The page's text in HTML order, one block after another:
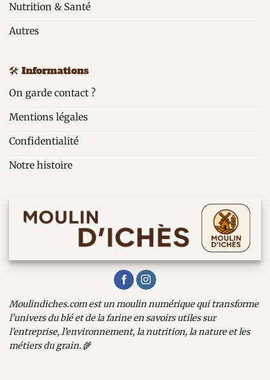
Nutrition & Santé
Autres
🛠️ Informations
On garde contact ?
Mentions légales
Confidentialité
Notre histoire
Moulindiches.com est un moulin numérique qui transforme
l’univers du blé et de la farine en savoirs utiles sur
l’entreprise, l’environnement, la nutrition, la nature et les
métiers du grain. 🌾